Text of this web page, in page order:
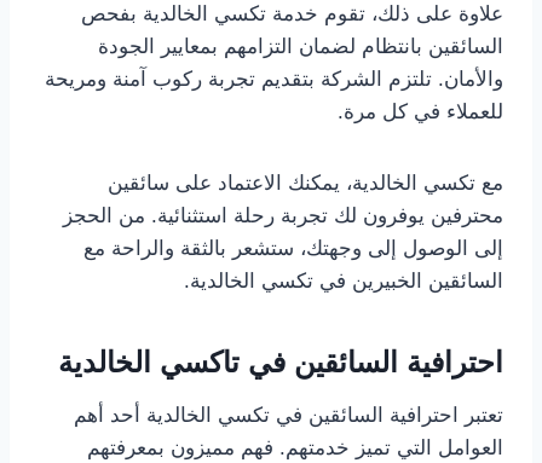
علاوة على ذلك، تقوم خدمة تكسي الخالدية بفحص
السائقين بانتظام لضمان التزامهم بمعايير الجودة
والأمان. تلتزم الشركة بتقديم تجربة ركوب آمنة ومريحة
للعملاء في كل مرة.
مع تكسي الخالدية، يمكنك الاعتماد على سائقين
محترفين يوفرون لك تجربة رحلة استثنائية. من الحجز
إلى الوصول إلى وجهتك، ستشعر بالثقة والراحة مع
السائقين الخبيرين في تكسي الخالدية.
احترافية السائقين في تاكسي الخالدية
تعتبر احترافية السائقين في تكسي الخالدية أحد أهم
العوامل التي تميز خدمتهم. فهم مميزون بمعرفتهم